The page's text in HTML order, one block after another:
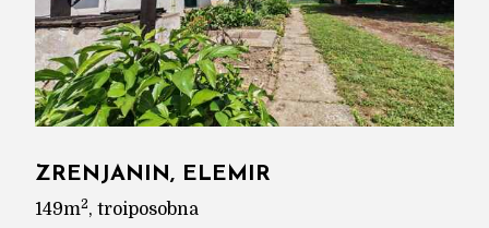
ZRENJANIN, ELEMIR
149m2, troiposobna